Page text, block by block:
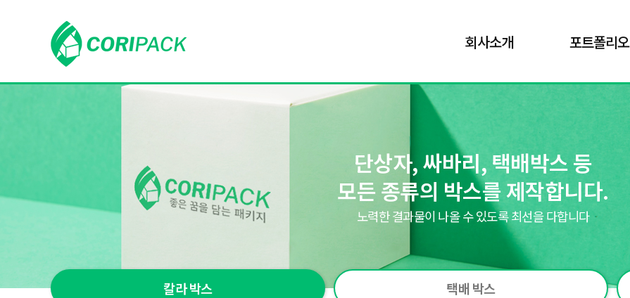
회사소개 포트폴리오
단상자, 싸바리, 택배박스 등
모든 종류의 박스를 제작합니다.
노력한 결과물이 나올 수 있도록 최선을 다합니다
칼라 박스 택배 박스